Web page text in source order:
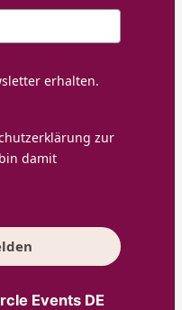
erhalten.
zur
damit
Events DE